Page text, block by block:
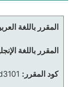
المقرر باللغة
المقرر باللغة
كود المقرر: